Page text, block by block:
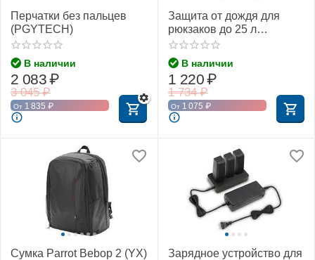
Перчатки без пальцев
(PGYTECH)
В наличии
3 045 ₽
2 083₽
От 1 835 ₽
Защита от дождя для
рюкзаков до 25 л
(PGYTECH P-CB-046)
В наличии
1 734 ₽
1 220₽
От 1 075 ₽
Сумка Parrot Bebop 2 (YX)
Зарядное устройство для